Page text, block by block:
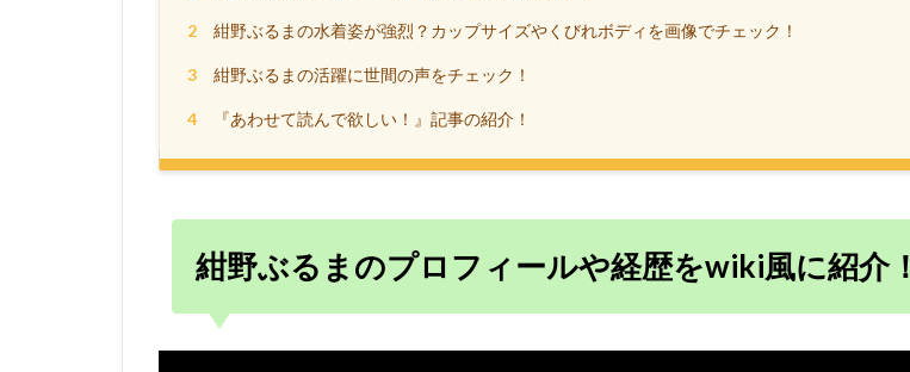
2 紺野ぶるまの水着姿が強烈？カップサイズやくびれボディを画像でチェック！
3 紺野ぶるまの活躍に世間の声をチェック！
4 『あわせて読んで欲しい！』記事の紹介！
紺野ぶるまのプロフィールや経歴をwiki風に紹介！